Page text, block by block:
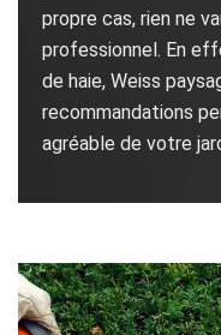
propre cas, rien ne
professionnel. En
de haie, Weiss
recommandations
agréable de votre